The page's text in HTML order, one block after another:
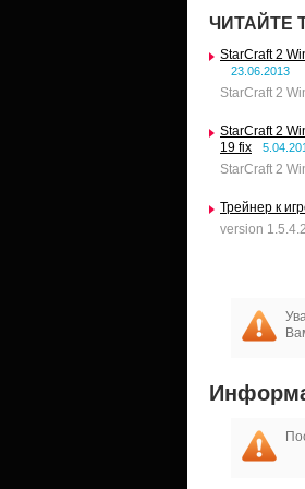
ЧИТАЙТЕ
StarCraft 2
23.06.2013
StarCraft 2
StarCraft 2
19 fix
StarCraft 2
Трейнер к
version